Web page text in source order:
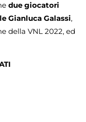
due giocatori
Gianluca Galassi,
della VNL 2022, ed